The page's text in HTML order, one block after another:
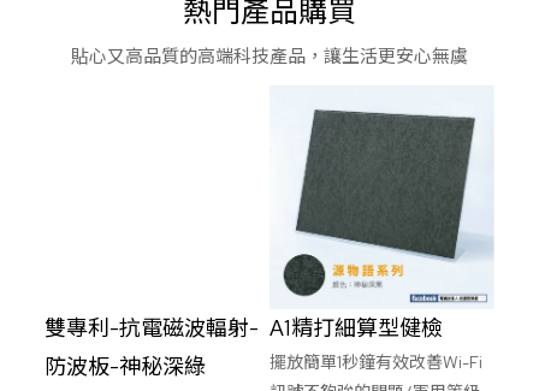
熱門產品購買
貼心又高品質的高端科技產品，讓生活更安心無虞
雙專利-抗電磁波輻射-
防波板-神秘深綠
A1精打細算型健檢
擺放簡單1秒鐘有效改善Wi-Fi